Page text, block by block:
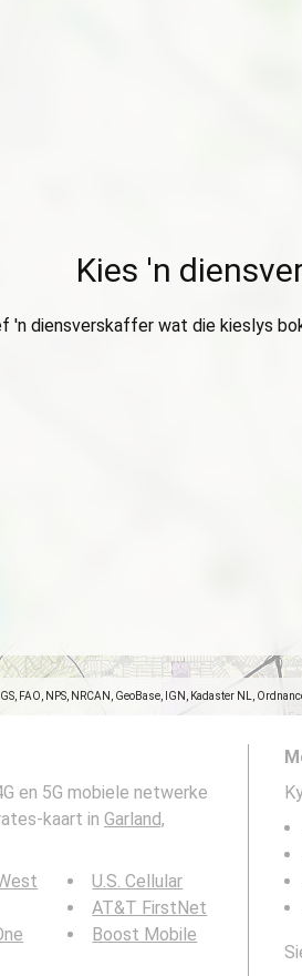
FAO, NPS, NRCAN, GeoBase, IGN, Kadaster NL,
Kies 'n
'n diensverskaffer wat die kieslys
en 5G mobiele netwerke
kaart in Garland,
U.S. Cellular
AT&T FirstNet
Boost Mobile